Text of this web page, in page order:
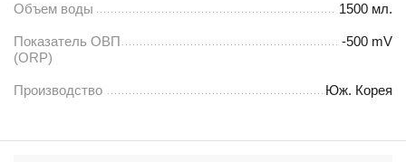
Объем воды 1500 мл.
Показатель ОВП
(ORP)
-500 mV
Производство Юж. Корея